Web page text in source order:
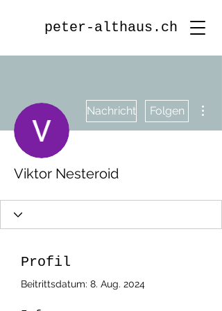
peter-althaus.ch
Nachricht Folgen
Viktor Nesteroid
Profil
Beitrittsdatum: 8. Aug. 2024